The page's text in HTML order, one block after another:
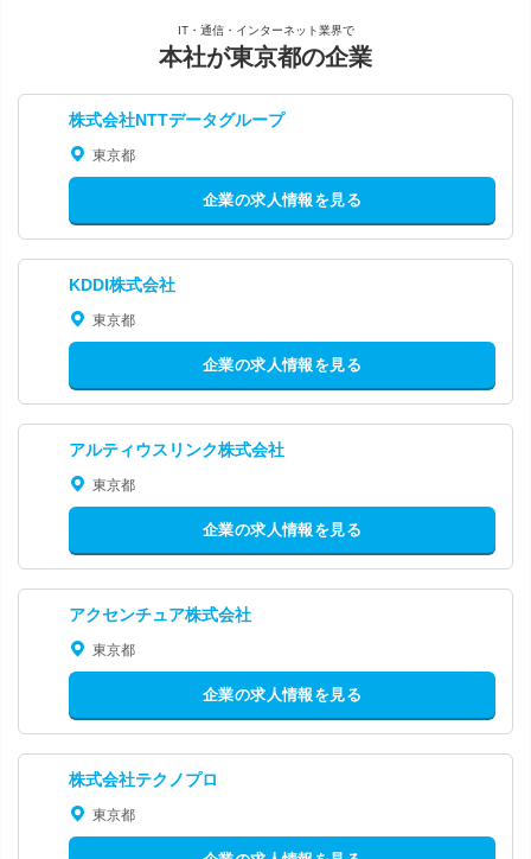
IT・通信・インターネット業界で
本社が東京都の企業
株式会社NTTデータグループ
東京都
企業の求人情報を見る
KDDI株式会社
東京都
企業の求人情報を見る
アルティウスリンク株式会社
東京都
企業の求人情報を見る
アクセンチュア株式会社
東京都
企業の求人情報を見る
株式会社テクノプロ
東京都